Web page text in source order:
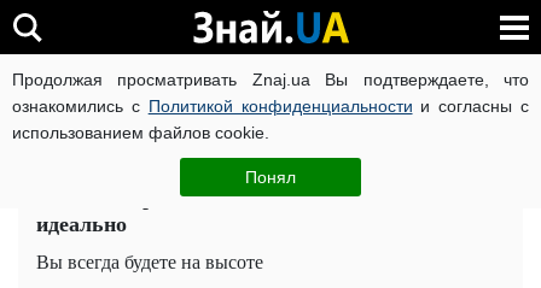
Продолжая просматривать Znaj.ua Вы подтверждаете, что
ознакомились с Политикой конфиденциальности и согласны с
использованием файлов cookie.
Понял
ВОЙНА РОССИИ ПРОТИВ УКРАИНЫ КОРОНАВИРУС В
ЧИТАТИ УКРАЇНСЬКОЮ
Мисс Совершенство: как всегда выглядеть
идеально
Вы всегда будете на высоте